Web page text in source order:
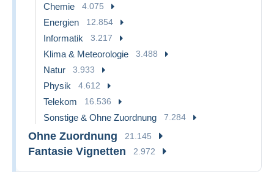
Chemie 4.075
Energien 12.854
Informatik 3.217
Klima & Meteorologie 3.488
Natur 3.933
Physik 4.612
Telekom 16.536
Sonstige & Ohne Zuordnung 7.284
Ohne Zuordnung 21.145
Fantasie Vignetten 2.972